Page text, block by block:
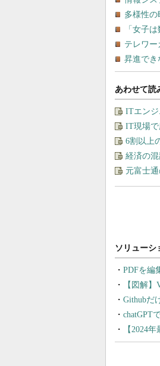
あわせて読
ITエンジ
IT現場で
6割以上
経済の
元富士
PDFを編
【図解
Githubだ
chatGPT
【2024